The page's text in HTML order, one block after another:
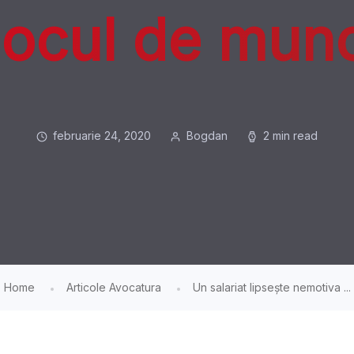
de
februarie 24, 2020 Bogdan 2 min read
Home Articole Avocatura Un salariat lipsește nemotiva ...